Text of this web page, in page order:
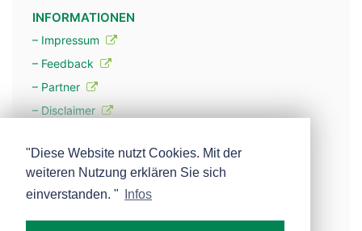
INFORMATIONEN
– Impressum
– Feedback
– Partner
– Disclaimer
– Werbung
– Mehr über unsere Experten
"Diese Website nutzt Cookies. Mit der
weiteren Nutzung erklären Sie sich
einverstanden. "
Infos